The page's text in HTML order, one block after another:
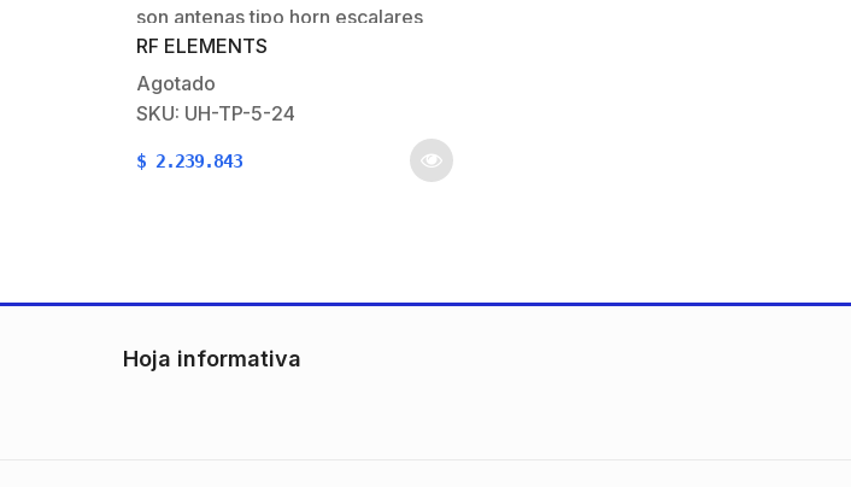
son antenas tipo horn escalares
altamente direccionales. Ofrecen
todos los beneficios de las
antenas escalares tipo horn: ultra
rechazo al ruido, conexión al radio
sin pérdidas y transmisión
RF ELEMENTS
Agotado
SKU: UH-TP-5-24
$ 2.239.843
Hoja informativa